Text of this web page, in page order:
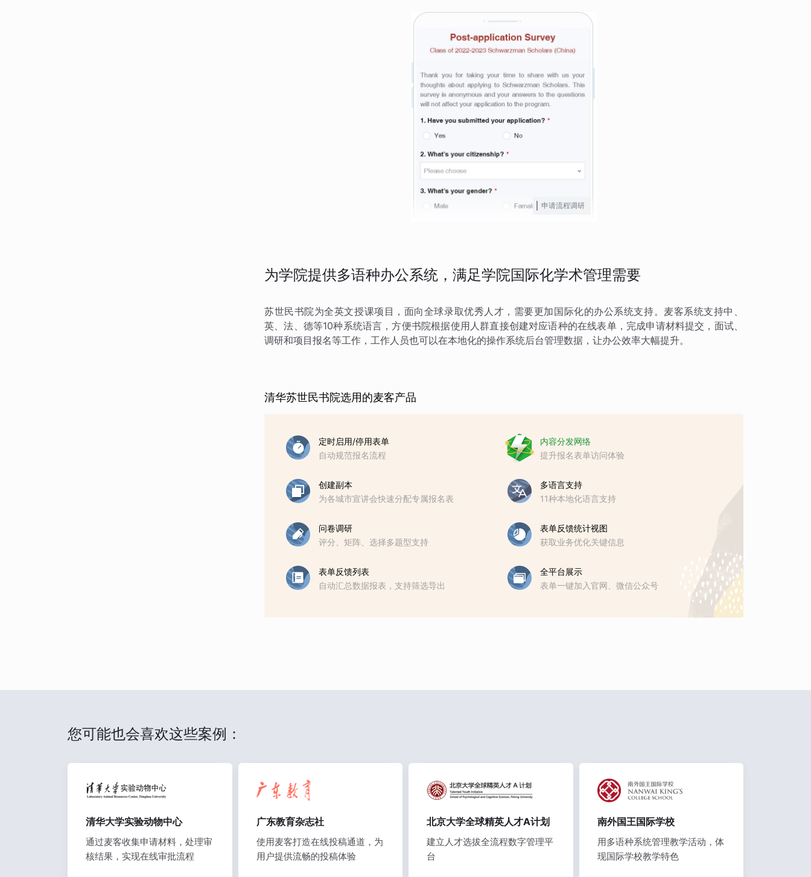
申请流程调研
为学院提供多语种办公系统，满足学院国际化学术管理需要
苏世民书院为全英文授课项目，面向全球录取优秀人才，需要更加国际化的办公系统支持。麦客系统支持中、
英、法、德等10种系统语言，方便书院根据使用人群直接创建对应语种的在线表单，完成申请材料提交，面试、
调研和项目报名等工作，工作人员也可以在本地化的操作系统后台管理数据，让办公效率大幅提升。
清华苏世民书院选用的麦客产品
定时启用/停用表单
自动规范报名流程
内容分发网络
提升报名表单访问体验
创建副本
为各城市宣讲会快速分配专属报名表
多语言支持
11种本地化语言支持
问卷调研
评分、矩阵、选择多题型支持
表单反馈统计视图
获取业务优化关键信息
表单反馈列表
自动汇总数据报表，支持筛选导出
全平台展示
表单一键加入官网、微信公众号
您可能也会喜欢这些案例：
清华大学实验动物中心
通过麦客收集申请材料，处理审
核结果，实现在线审批流程
广东教育杂志社
使用麦客打造在线投稿通道，为
用户提供流畅的投稿体验
北京大学全球精英人才A计划
建立人才选拔全流程数字管理平
台
南外国王国际学校
用多语种系统管理教学活动，体
现国际学校教学特色